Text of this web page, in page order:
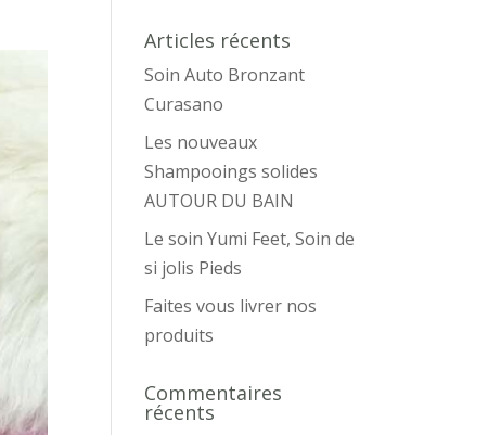
Articles récents
Soin Auto Bronzant
Curasano
Les nouveaux
Shampooings solides
AUTOUR DU BAIN
Le soin Yumi Feet, Soin de
si jolis Pieds
Faites vous livrer nos
produits
Commentaires
récents